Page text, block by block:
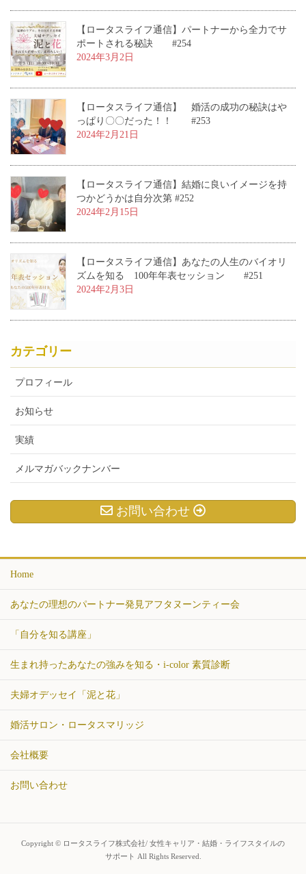
【ロータスライフ通信】パートナーから全力でサ
ポートされる秘訣 #254
2024年3月2日
【ロータスライフ通信】 婚活の成功の秘訣はや
っぱり〇〇だった！！ #253
2024年2月21日
【ロータスライフ通信】結婚に良いイメージを持
つかどうかは自分次第 #252
2024年2月15日
【ロータスライフ通信】あなたの人生のバイオリ
ズムを知る 100年年表セッション #251
2024年2月3日
カテゴリー
プロフィール
お知らせ
実績
メルマガバックナンバー
お問い合わせ
Home
あなたの理想のパートナー発見アフタヌーンティー会
「自分を知る講座」
生まれ持ったあなたの強みを知る・i-color 素質診断
夫婦オデッセイ「泥と花」
婚活サロン・ロータスマリッジ
会社概要
お問い合わせ
Copyright © ロータスライフ株式会社/ 女性キャリア・結婚・ライフスタイルの
サポート All Rights Reserved.